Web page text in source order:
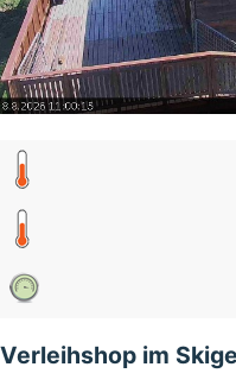
Verleihshop im